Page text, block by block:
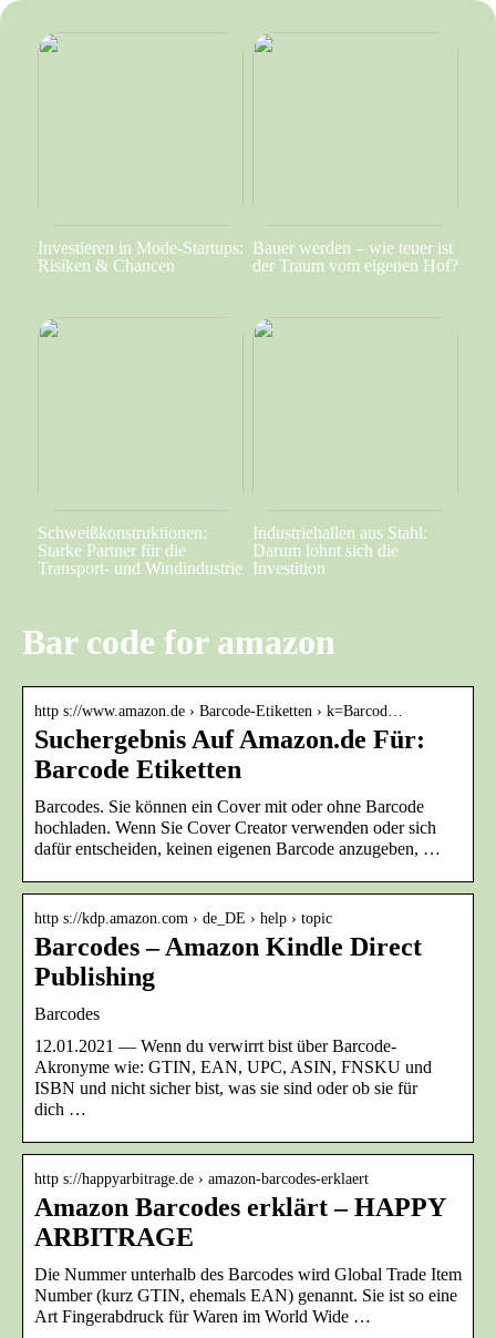
Investieren in Mode-Startups:
Risiken & Chancen
Bauer werden – wie teuer ist
der Traum vom eigenen Hof?
Schweißkonstruktionen:
Starke Partner für die
Transport- und Windindustrie
Industriehallen aus Stahl:
Darum lohnt sich die
Investition
Bar code for amazon
http s://www.amazon.de › Barcode-Etiketten › k=Barcod…
Suchergebnis Auf Amazon.de Für:
Barcode Etiketten
Barcodes. Sie können ein Cover mit oder ohne Barcode
hochladen. Wenn Sie Cover Creator verwenden oder sich
dafür entscheiden, keinen eigenen Barcode anzugeben, …
http s://kdp.amazon.com › de_DE › help › topic
Barcodes – Amazon Kindle Direct
Publishing
Barcodes
12.01.2021 — Wenn du verwirrt bist über Barcode-
Akronyme wie: GTIN, EAN, UPC, ASIN, FNSKU und
ISBN und nicht sicher bist, was sie sind oder ob sie für
dich …
http s://happyarbitrage.de › amazon-barcodes-erklaert
Amazon Barcodes erklärt – HAPPY
ARBITRAGE
Die Nummer unterhalb des Barcodes wird Global Trade Item
Number (kurz GTIN, ehemals EAN) genannt. Sie ist so eine
Art Fingerabdruck für Waren im World Wide …